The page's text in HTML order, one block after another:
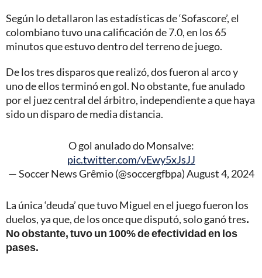
Según lo detallaron las estadísticas de ‘Sofascore’, el
colombiano tuvo una calificación de 7.0, en los 65
minutos que estuvo dentro del terreno de juego.
De los tres disparos que realizó, dos fueron al arco y
uno de ellos terminó en gol. No obstante, fue anulado
por el juez central del árbitro, independiente a que haya
sido un disparo de media distancia.
O gol anulado do Monsalve:
pic.twitter.com/vEwy5xJsJJ
— Soccer News Grêmio (@soccergfbpa)August 4, 2024
La única ‘deuda’ que tuvo Miguel en el juego fueron los
duelos, ya que, de los once que disputó, solo ganó tres.
No obstante, tuvo un 100% de efectividad en los
pases.